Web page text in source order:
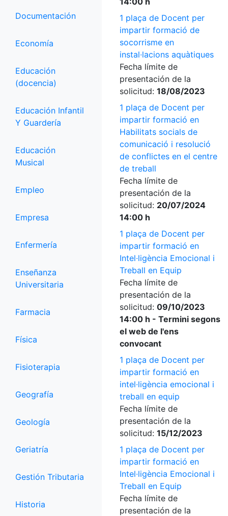
Documentación
Economía
Educación
(docencia)
Educación Infantil
Y Guardería
Educación
Musical
Empleo
Empresa
Enfermería
Enseñanza
Universitaria
Farmacia
Física
Fisioterapia
Geografía
Geología
Geriatría
Gestión Tributaria
Historia
1 plaça de Docent per
impartir formació de
socorrisme en
instal·lacions aquàtiques
Fecha límite de
presentación de la
solicitud: 18/08/2023
1 plaça de Docent per
impartir formació en
Habilitats socials de
comunicació i resolució
de conflictes en el centre
de treball
Fecha límite de
presentación de la
solicitud: 20/07/2024
14:00 h
1 plaça de Docent per
impartir formació en
Intel·ligència Emocional i
Treball en Equip
Fecha límite de
presentación de la
solicitud: 09/10/2023
14:00 h - Termini segons
el web de l'ens
convocant
1 plaça de Docent per
impartir formació en
intel·ligència emocional i
treball en equip
Fecha límite de
presentación de la
solicitud: 15/12/2023
1 plaça de Docent per
impartir formació en
Intel·ligència Emocional i
Treball en Equip
Fecha límite de
presentación de la